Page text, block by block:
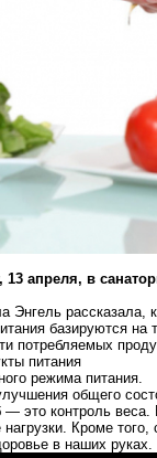
апреля, в
Энгель рассказала,
базируются на
потребляемых
питания
режима питания.
общего
это контроль
Кроме
в наших